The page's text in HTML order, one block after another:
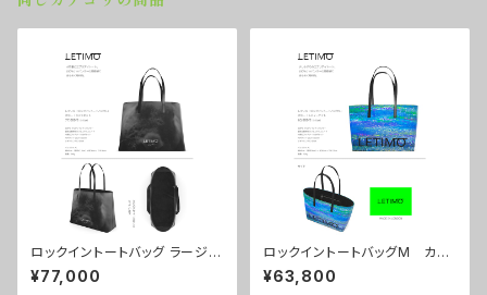
ロックイントートバッグ ラージサ
イズ カラー/ラブラビット ■
配送まで約１か月
¥77,000
ロックイントートバッグM カラ
ー/シティーナイト ■配送まで
約１か月
¥63,800